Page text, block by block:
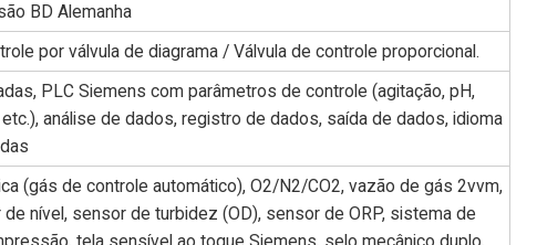
BD Alemanha
por válvula de diagrama / Válvula de controle proporcional.
PLC Siemens com parâmetros de controle (agitação, pH,
análise de dados, registro de dados, saída de dados, idioma
(gás de controle automático), O2/N2/CO2, vazão de gás 2vvm,
nível, sensor de turbidez (OD), sensor de ORP, sistema de